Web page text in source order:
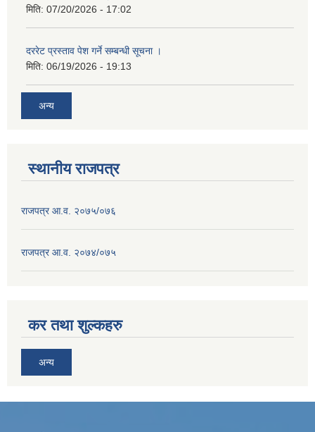
मिति: 07/20/2026 - 17:02
दररेट प्रस्ताव पेश गर्ने सम्बन्धी सूचना ।
मिति: 06/19/2026 - 19:13
अन्य
स्थानीय राजपत्र
राजपत्र आ.व. २०७५/०७६
राजपत्र आ.व. २०७४/०७५
कर तथा शुल्कहरु
अन्य